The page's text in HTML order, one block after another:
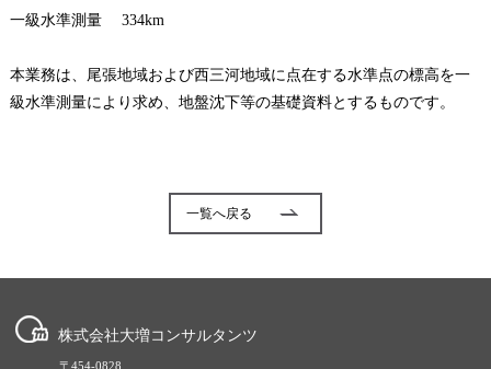
一級水準測量 334km
本業務は、尾張地域および西三河地域に点在する水準点の標高を一
級水準測量により求め、地盤沈下等の基礎資料とするものです。
一覧へ戻る
株式会社大増コンサルタンツ
〒454-0828